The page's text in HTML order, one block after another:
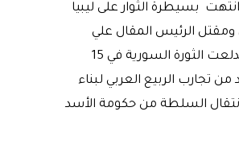
بسيطرة الثوار على ليبيا
ومقتل الرئيس المقال علي
، وتزامنا مع الثورة الليبية اندلعت الثورة السورية في 15
استفاد من تجارب الربيع العربي لبناء
السلطة من حكومة الأسد